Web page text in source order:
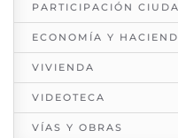
PARTICIPACIÓN
ECONOMÍA Y
VIVIENDA
VIDEOTECA
VÍAS Y OBRAS